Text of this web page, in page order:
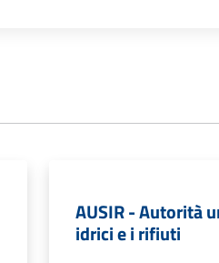
AUSIR - Autorità
idrici e i rifiuti